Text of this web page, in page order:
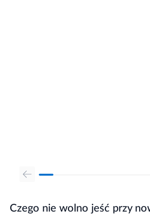
Czego nie wolno jeść przy